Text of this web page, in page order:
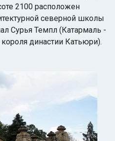
2100 расположен
северной школы
Сурья Темпл (Катармаль -
династии Катьюри).